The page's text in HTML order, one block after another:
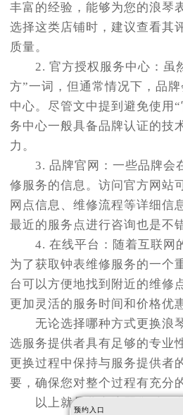
丰富的经验，能够为您的浪琴
选择这类店铺时，建议查看其
质量。
2. 官方授权服务中心：虽
方”一词，但通常情况下，品
中心。尽管文中提到避免使用
务中心一般具备品牌认证的技
力。
3. 品牌官网：一些品牌会
修服务的信息。访问官方网站
网点信息、维修流程等详细信
最近的服务点进行咨询也是不
4. 在线平台：随着互联网
为了获取钟表维修服务的一个
台可以方便地找到附近的维修
更加灵活的服务时间和价格优
无论选择哪种方式更换浪
选服务提供者具有足够的专业
更换过程中保持与服务提供者
要，确保您对整个过程有充分
以上就是
北京浪琴售后服
预约入口